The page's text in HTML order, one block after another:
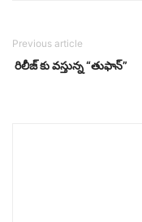
Previous article
రిలీజ్ కు వస్తున్న “తుఫాన్”